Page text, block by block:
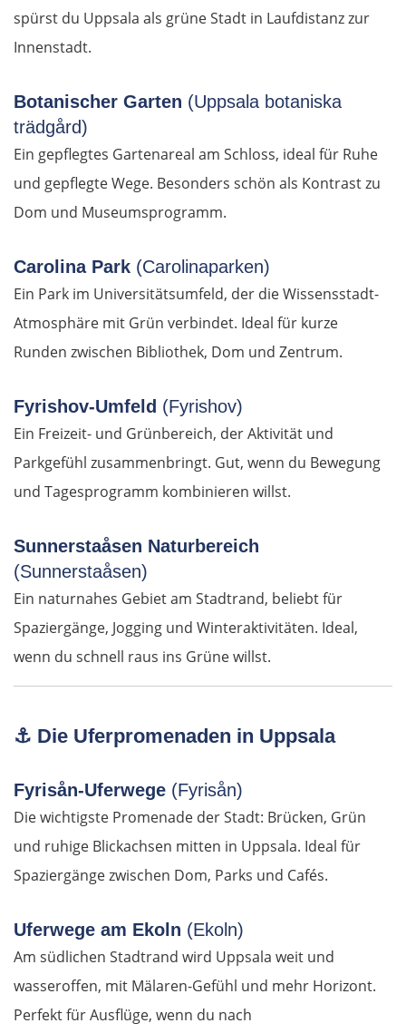
spürst du Uppsala als grüne Stadt in Laufdistanz zur
Innenstadt.
Botanischer Garten (Uppsala botaniska
trädgård)
Ein gepflegtes Gartenareal am Schloss, ideal für Ruhe
und gepflegte Wege. Besonders schön als Kontrast zu
Dom und Museumsprogramm.
Carolina Park (Carolinaparken)
Ein Park im Universitätsumfeld, der die Wissensstadt-
Atmosphäre mit Grün verbindet. Ideal für kurze
Runden zwischen Bibliothek, Dom und Zentrum.
Fyrishov-Umfeld (Fyrishov)
Ein Freizeit- und Grünbereich, der Aktivität und
Parkgefühl zusammenbringt. Gut, wenn du Bewegung
und Tagesprogramm kombinieren willst.
Sunnerstaåsen Naturbereich
(Sunnerstaåsen)
Ein naturnahes Gebiet am Stadtrand, beliebt für
Spaziergänge, Jogging und Winteraktivitäten. Ideal,
wenn du schnell raus ins Grüne willst.
⚓ Die Uferpromenaden in Uppsala
Fyrisån-Uferwege (Fyrisån)
Die wichtigste Promenade der Stadt: Brücken, Grün
und ruhige Blickachsen mitten in Uppsala. Ideal für
Spaziergänge zwischen Dom, Parks und Cafés.
Uferwege am Ekoln (Ekoln)
Am südlichen Stadtrand wird Uppsala weit und
wasseroffen, mit Mälaren-Gefühl und mehr Horizont.
Perfekt für Ausflüge, wenn du nach
Pisa
La Spezia
Cinque Terre
Genua
Albenga
Nizza
Toulon
Marseille
Béziers
Carcassonne
Andorra la Vella
Spanien Süd